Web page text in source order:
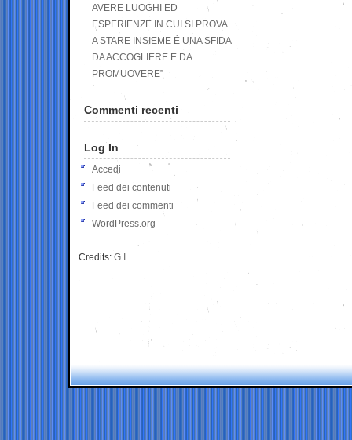
AVERE LUOGHI ED
ESPERIENZE IN CUI SI PROVA
A STARE INSIEME È UNA SFIDA
DA ACCOGLIERE E DA
PROMUOVERE”
Commenti recenti
Log In
Accedi
Feed dei contenuti
Feed dei commenti
WordPress.org
Credits: G.I